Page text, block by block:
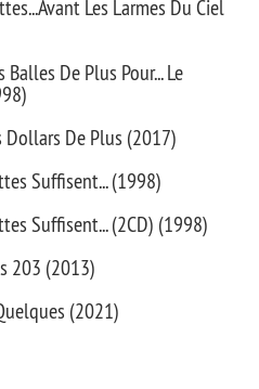
Les Larmes Du Ciel
De Plus Pour... Le
De Plus (2017)
Suffisent... (1998)
Suffisent... (2CD) (1998)
203 (2013)
(2021)